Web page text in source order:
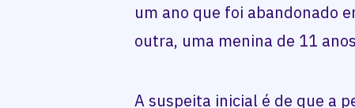
um ano que foi abandonado
outra, uma menina de 11
A suspeita inicial é de que a